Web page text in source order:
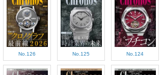
No.126 No.125 No.124